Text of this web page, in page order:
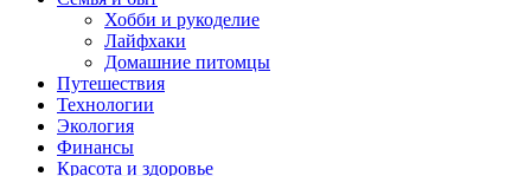
Хобби и рукоделие
Лайфхаки
Домашние питомцы
Путешествия
Технологии
Экология
Финансы
Красота и здоровье